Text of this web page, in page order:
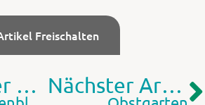
Freischalten
Vorheriger Artikel Nächster Artikel